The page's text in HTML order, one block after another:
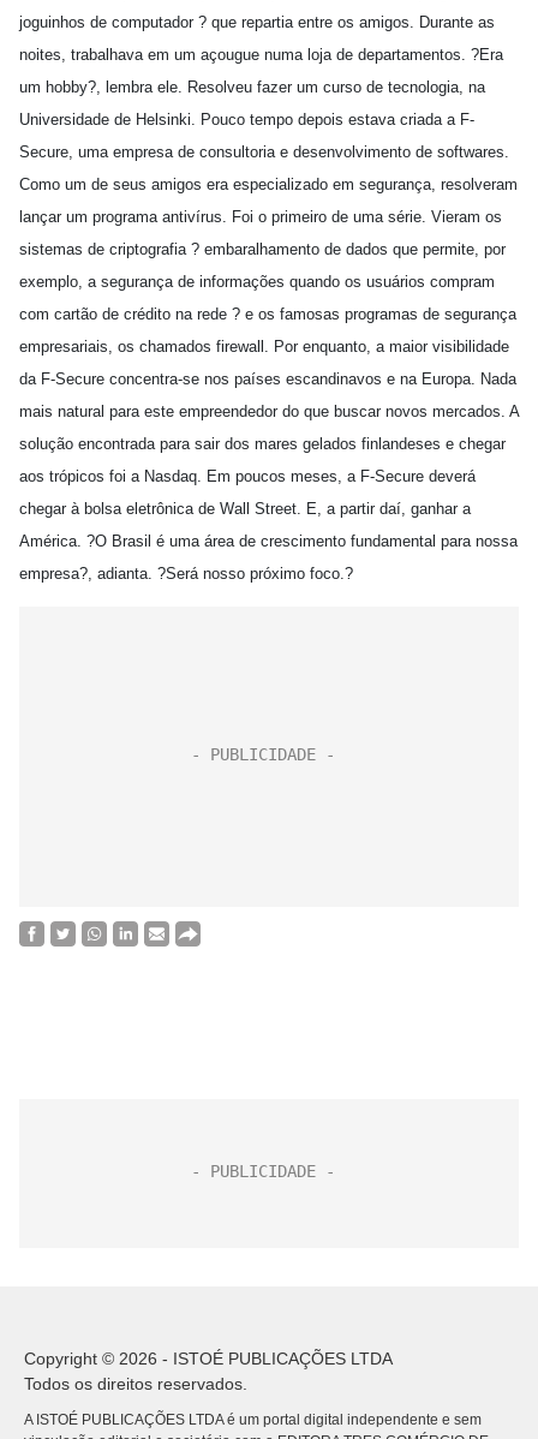
joguinhos de computador ? que repartia entre os amigos. Durante as
noites, trabalhava em um açougue numa loja de departamentos. ?Era
um hobby?, lembra ele. Resolveu fazer um curso de tecnologia, na
Universidade de Helsinki. Pouco tempo depois estava criada a F-
Secure, uma empresa de consultoria e desenvolvimento de softwares.
Como um de seus amigos era especializado em segurança, resolveram
lançar um programa antivírus. Foi o primeiro de uma série. Vieram os
sistemas de criptografia ? embaralhamento de dados que permite, por
exemplo, a segurança de informações quando os usuários compram
com cartão de crédito na rede ? e os famosas programas de segurança
empresariais, os chamados firewall. Por enquanto, a maior visibilidade
da F-Secure concentra-se nos países escandinavos e na Europa. Nada
mais natural para este empreendedor do que buscar novos mercados. A
solução encontrada para sair dos mares gelados finlandeses e chegar
aos trópicos foi a Nasdaq. Em poucos meses, a F-Secure deverá
chegar à bolsa eletrônica de Wall Street. E, a partir daí, ganhar a
América. ?O Brasil é uma área de crescimento fundamental para nossa
empresa?, adianta. ?Será nosso próximo foco.?
Copyright © 2026 - ISTOÉ PUBLICAÇÕES LTDA
Todos os direitos reservados.
A ISTOÉ PUBLICAÇÕES LTDA é um portal digital independente e sem